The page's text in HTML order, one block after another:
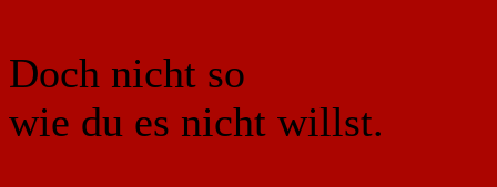
Doch nicht so
wie du es nicht willst.